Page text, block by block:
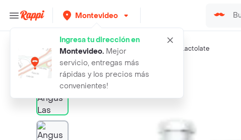
Montevideo
Ingresa tu dirección en
Montevideo. Mejor
servicio, entregas más
rápidas y los precios más
convenientes!
Búsquedas relacionadas:Res Johnnie Walker Lactolate
Rappi angus las piedras carne flank steak